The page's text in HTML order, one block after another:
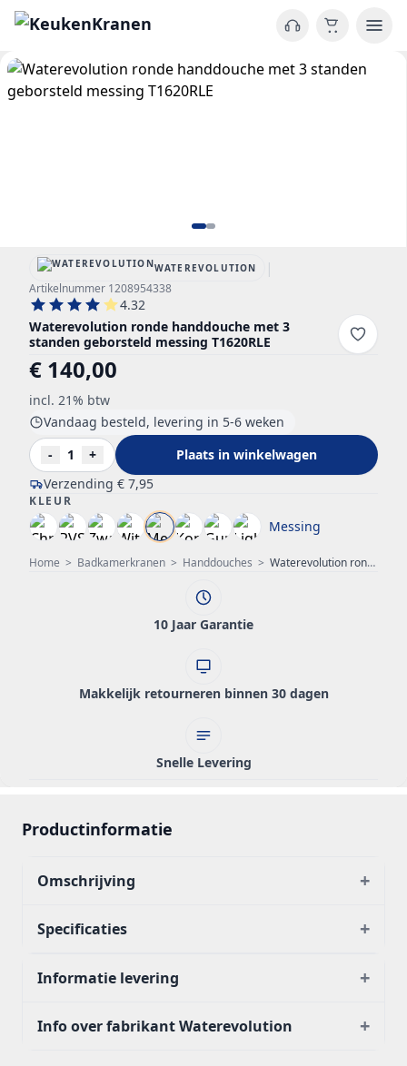
Home > Badkamerkranen > Handdouches > Waterevolution ronde handdouche met 3 standen geborsteld messing T1620RLE
WATEREVOLUTION |
Artikelnummer 1208954338
4.32
Waterevolution ronde handdouche met 3
standen geborsteld messing T1620RLE
€ 140,00
incl. 21% btw
Verzending € 7,95
Vandaag besteld, levering in 5-6 weken
-
1 + Plaats in winkelwagen
KLEUR
Messing
10 Jaar Garantie
Makkelijk retourneren binnen 30 dagen
Snelle Levering
Productinformatie
Omschrijving +
Specificaties +
Informatie levering +
Info over fabrikant Waterevolution +